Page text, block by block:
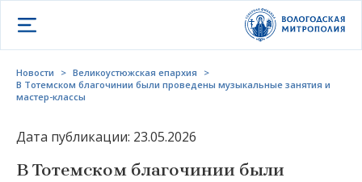
Открыть меню
Новости > Великоустюжская епархия
>
В Тотемском благочинии были проведены музыкальные занятия и
мастер-классы
Дата публикации: 23.05.2026
В Тотемском благочинии были